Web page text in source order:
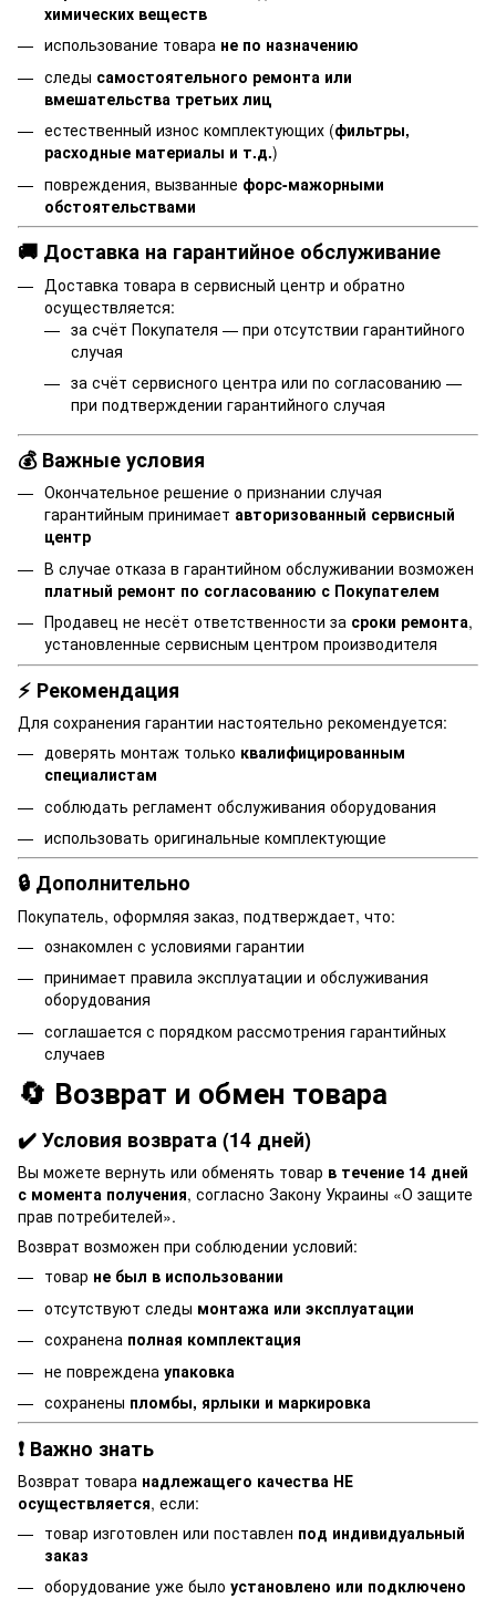
химических веществ
использование товара не по назначению
следы самостоятельного ремонта или
вмешательства третьих лиц
естественный износ комплектующих (фильтры,
расходные материалы и т.д.)
повреждения, вызванные форс-мажорными
обстоятельствами
🚚 Доставка на гарантийное обслуживание
Доставка товара в сервисный центр и обратно
осуществляется:
за счёт Покупателя — при отсутствии гарантийного
случая
за счёт сервисного центра или по согласованию —
при подтверждении гарантийного случая
💰 Важные условия
Окончательное решение о признании случая
гарантийным принимает авторизованный сервисный
центр
В случае отказа в гарантийном обслуживании возможен
платный ремонт по согласованию с Покупателем
Продавец не несёт ответственности за сроки ремонта,
установленные сервисным центром производителя
⚡ Рекомендация
Для сохранения гарантии настоятельно рекомендуется:
доверять монтаж только квалифицированным
специалистам
соблюдать регламент обслуживания оборудования
использовать оригинальные комплектующие
🔒 Дополнительно
Покупатель, оформляя заказ, подтверждает, что:
ознакомлен с условиями гарантии
принимает правила эксплуатации и обслуживания
оборудования
соглашается с порядком рассмотрения гарантийных
случаев
🔄 Возврат и обмен товара
✔️ Условия возврата (14 дней)
Вы можете вернуть или обменять товар в течение 14 дней
с момента получения, согласно Закону Украины «О защите
прав потребителей».
Возврат возможен при соблюдении условий:
товар не был в использовании
отсутствуют следы монтажа или эксплуатации
сохранена полная комплектация
не повреждена упаковка
сохранены пломбы, ярлыки и маркировка
❗ Важно знать
Возврат товара надлежащего качества НЕ
осуществляется, если:
товар изготовлен или поставлен под индивидуальный
заказ
оборудование уже было установлено или подключено